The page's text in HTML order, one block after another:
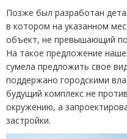
Позже был разработан
в котором на указанном
объект, не превышающий
На такое предложение
сумела предложить свое
поддержано городскими
будущий комплекс не
окружению, а
застройки.